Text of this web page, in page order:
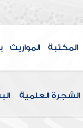
المكتبة المواريث
الشجرة العلمية